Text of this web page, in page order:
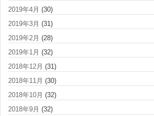
2019年4月 (30)
2019年3月 (31)
2019年2月 (28)
2019年1月 (32)
2018年12月 (31)
2018年11月 (30)
2018年10月 (32)
2018年9月 (32)